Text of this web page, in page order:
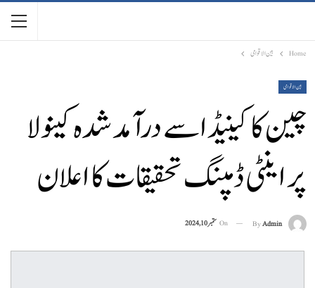
Home بین الاقوامی
بین الاقوامی
چین کا کینیڈا سے درآمد شدہ کینولا
پر اینٹی ڈمپنگ تحقیقات کا اعلان
ByAdmin
On ستمبر 10, 2024